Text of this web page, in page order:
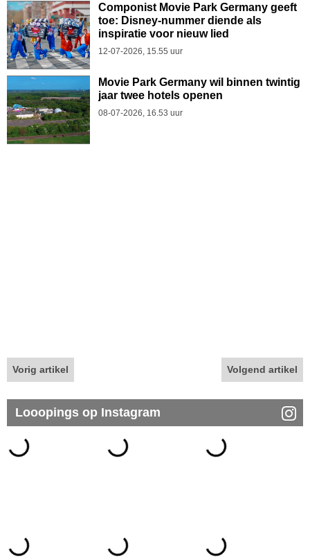
Componist Movie Park Germany geeft
toe: Disney-nummer diende als
inspiratie voor nieuw lied
12-07-2026, 15.55 uur
Movie Park Germany wil binnen twintig
jaar twee hotels openen
08-07-2026, 16.53 uur
Vorig artikel Volgend artikel
Looopings op Instagram